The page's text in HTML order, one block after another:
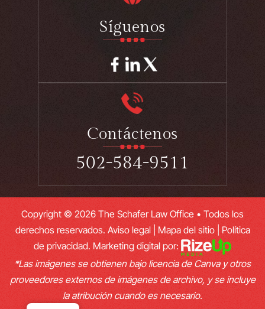
Síguenos
Contáctenos
502-584-9511
Copyright © 2026 The Schafer Law Office • Todos los
derechos reservados. Aviso legal| Mapa del sitio| Política
de privacidad. Marketing digital por:
*Las imágenes se obtienen bajo licencia de Canva y otros
proveedores externos de imágenes de archivo, y se incluye
la atribución cuando es necesario.